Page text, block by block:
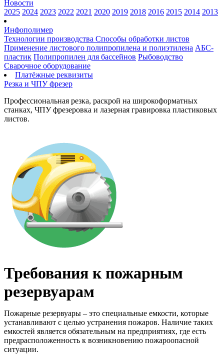
Новости
2025 2024 2023 2022 2021 2020 2019 2018 2016 2015 2014 2013
Инфополимер
Технологии производства Способы обработки листов
Применение листового полипропилена и полиэтилена АБС-
пластик Полипропилен для бассейнов Рыбоводство
Сварочное оборудование
Платёжные реквизиты
Резка и ЧПУ фрезер
Профессиональная резка, раскрой на широкоформатных
станках, ЧПУ фрезеровка и лазерная гравировка пластиковых
листов.
Требования к пожарным
резервуарам
Пожарные резервуары – это специальные емкости, которые
устанавливают с целью устранения пожаров. Наличие таких
емкостей является обязательным на предприятиях, где есть
предрасположенность к возникновению пожароопасной
ситуации.